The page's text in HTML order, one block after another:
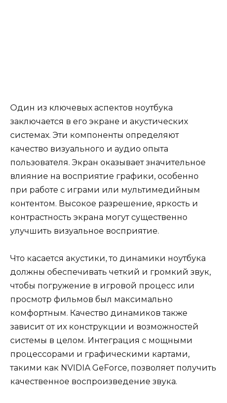
Один из ключевых аспектов ноутбука
заключается в его экране и акустических
системах. Эти компоненты определяют
качество визуального и аудио опыта
пользователя. Экран оказывает значительное
влияние на восприятие графики, особенно
при работе с играми или мультимедийным
контентом. Высокое разрешение, яркость и
контрастность экрана могут существенно
улучшить визуальное восприятие.
Что касается акустики, то динамики ноутбука
должны обеспечивать четкий и громкий звук,
чтобы погружение в игровой процесс или
просмотр фильмов был максимально
комфортным. Качество динамиков также
зависит от их конструкции и возможностей
системы в целом. Интеграция с мощными
процессорами и графическими картами,
такими как NVIDIA GeForce, позволяет получить
качественное воспроизведение звука.